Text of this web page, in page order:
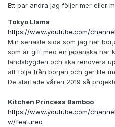
Ett par andra jag följer mer eller
Tokyo Llama
https://www.youtube.com/
Min senaste sida som jag har
som är gift med en japanska har
landsbygden och ska renovera
att följa från början och ger lite
De startade våren 2019 så
Kitchen Princess Bamboo
https://www.youtube.com/
w/featured